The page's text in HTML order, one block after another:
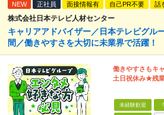
NEW 正社員 面接情報有 自己PR不要 話
株式会社日本テレビ人材センター
キャリアアドバイザー／日本テレビグル
間／働きやすさを大切に未業界で活躍！
働きやすさもキ
土日祝休み★残
未経験歓迎